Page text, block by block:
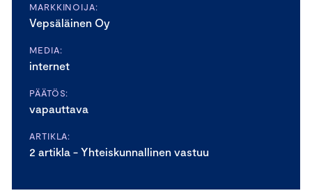
MARKKINOIJA:
Vepsäläinen Oy
MEDIA:
internet
PÄÄTÖS:
vapauttava
ARTIKLA:
2 artikla - Yhteiskunnallinen vastuu